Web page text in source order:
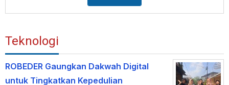
Teknologi
ROBEDER Gaungkan Dakwah Digital
untuk Tingkatkan Kepedulian